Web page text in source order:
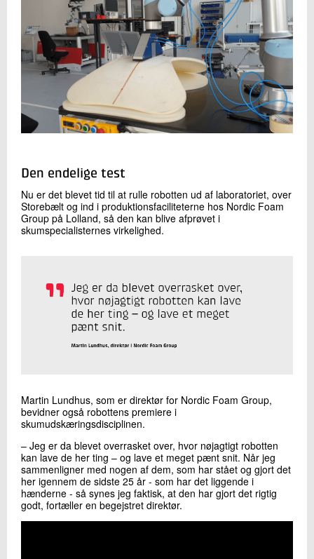
Den endelige test
Nu er det blevet tid til at rulle robotten ud af laboratoriet, over
Storebælt og ind i produktionsfaciliteterne hos Nordic Foam
Group på Lolland, så den kan blive afprøvet i
skumspecialisternes virkelighed.
Martin Lundhus, som er direktør for Nordic Foam Group,
bevidner også robottens premiere i
skumudskæringsdisciplinen.
– Jeg er da blevet overrasket over, hvor nøjagtigt robotten
kan lave de her ting – og lave et meget pænt snit. Når jeg
sammenligner med nogen af dem, som har stået og gjort det
her igennem de sidste 25 år - som har det liggende i
hænderne - så synes jeg faktisk, at den har gjort det rigtig
godt, fortæller en begejstret direktør.